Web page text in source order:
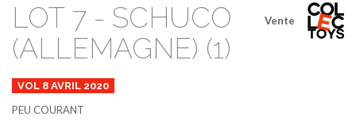
Vente
LOT 7 - SCHUCO
(ALLEMAGNE) (1)
VOL 8 AVRIL 2020
PEU COURANT